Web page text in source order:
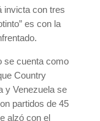
invicta con tres
es con la
se cuenta como
Country
y Venezuela se
partidos de 45
alzó con el